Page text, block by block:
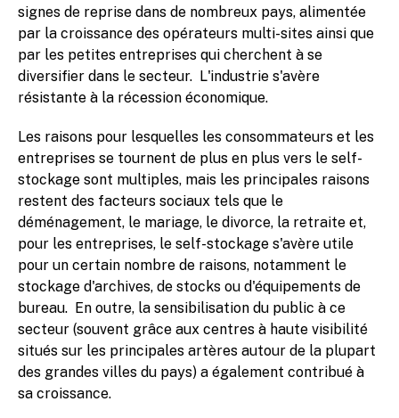
signes de reprise dans de nombreux pays, alimentée
par la croissance des opérateurs multi-sites ainsi que
par les petites entreprises qui cherchent à se
diversifier dans le secteur. L'industrie s'avère
résistante à la récession économique.
Les raisons pour lesquelles les consommateurs et les
entreprises se tournent de plus en plus vers le self-
stockage sont multiples, mais les principales raisons
restent des facteurs sociaux tels que le
déménagement, le mariage, le divorce, la retraite et,
pour les entreprises, le self-stockage s'avère utile
pour un certain nombre de raisons, notamment le
stockage d'archives, de stocks ou d'équipements de
bureau. En outre, la sensibilisation du public à ce
secteur (souvent grâce aux centres à haute visibilité
situés sur les principales artères autour de la plupart
des grandes villes du pays) a également contribué à
sa croissance.